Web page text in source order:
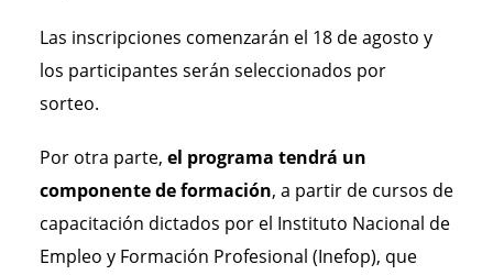
Las inscripciones comenzarán el 18 de agosto y
los participantes serán seleccionados por
sorteo.
Por otra parte, el programa tendrá un
componente de formación, a partir de cursos de
capacitación dictados por el Instituto Nacional de
Empleo y Formación Profesional (Inefop), que